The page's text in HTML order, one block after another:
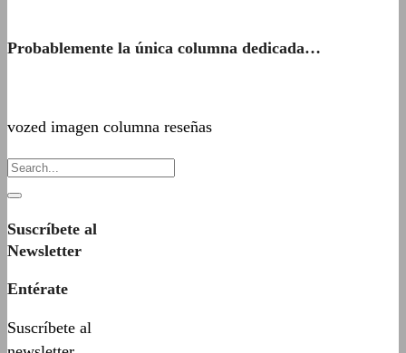
Probablemente la única columna dedicada…
vozed imagen columna reseñas
Suscríbete al
Newsletter
Entérate
Suscríbete al